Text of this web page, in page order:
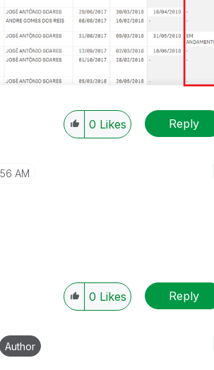
0 Likes Reply
AM
0 Likes Reply
Author